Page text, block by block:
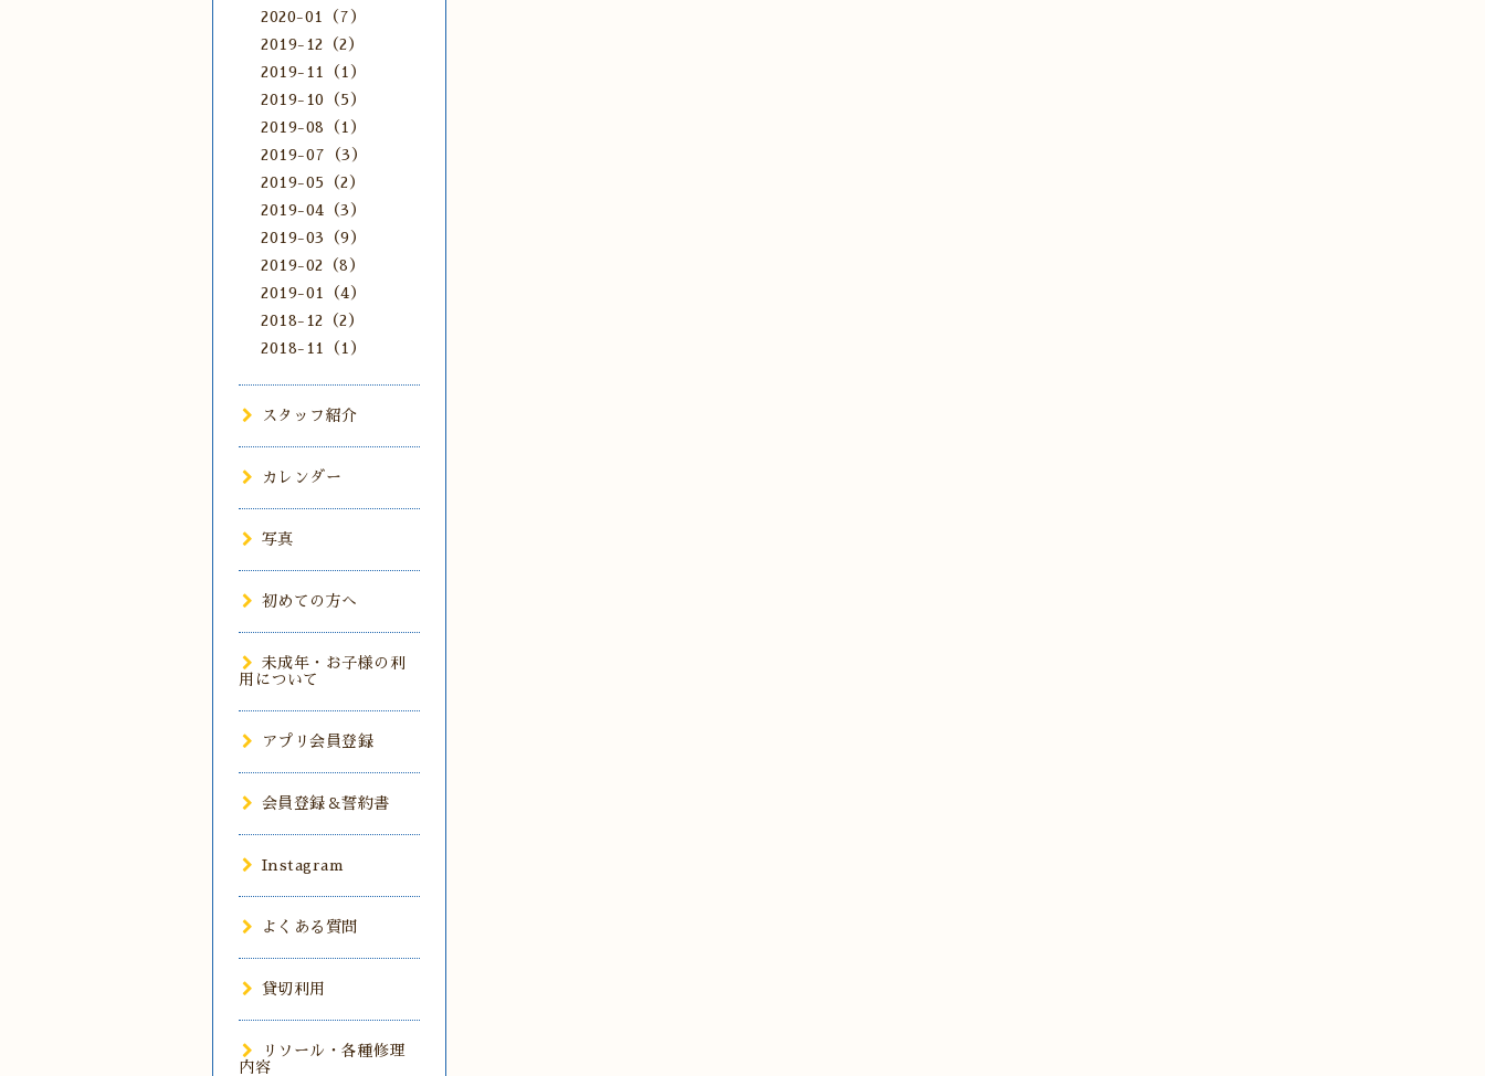
2020-01（7）
2019-12（2）
2019-11（1）
2019-10（5）
2019-08（1）
2019-07（3）
2019-05（2）
2019-04（3）
2019-03（9）
2019-02（8）
2019-01（4）
2018-12（2）
2018-11（1）
スタッフ紹介
カレンダー
写真
初めての方へ
未成年・お子様の利
用について
アプリ会員登録
会員登録＆誓約書
Instagram
よくある質問
貸切利用
リソール・各種修理
内容